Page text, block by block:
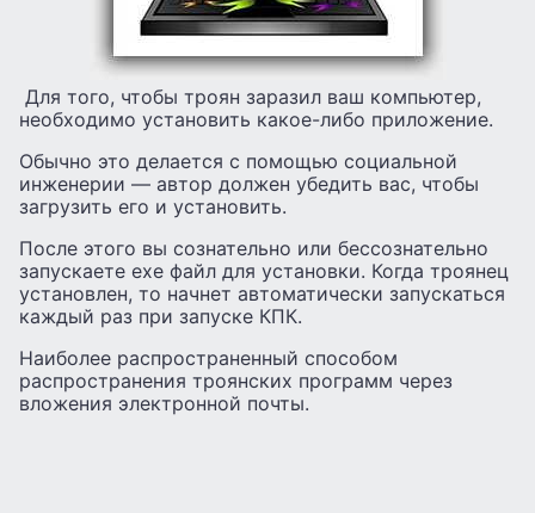
Для того, чтобы троян заразил ваш компьютер,
необходимо установить какое-либо приложение.
Обычно это делается с помощью социальной
инженерии — автор должен убедить вас, чтобы
загрузить его и установить.
После этого вы сознательно или бессознательно
запускаете exe файл для установки. Когда троянец
установлен, то начнет автоматически запускаться
каждый раз при запуске КПК.
Наиболее распространенный способом
распространения троянских программ через
вложения электронной почты.